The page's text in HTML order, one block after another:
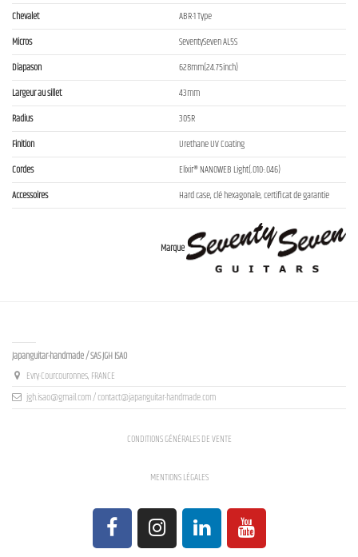
Chevalet
ABR-1 Type
Micros
SeventySeven AL5S
Diapason
628mm(24.75inch)
Largeur au sillet
43mm
Radius
305R
Finition
Urethane UV Coating
Cordes
Elixir® NANOWEB Light(.010-.046)
Accessoires
Hard case, clé hexagonale, certificat de garantie
Marque
Japanguitar-handmade / SAS JGH ISAO
Evry-Courcouronnes, FRANCE
jgh.isao@gmail.com / contact@japanguitar-handmade.com
CONDITIONS GÉNÉRALES DE VENTE
MENTIONS LÉGALES